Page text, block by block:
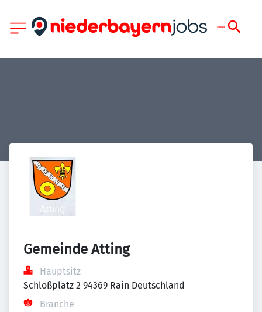
Gemeinde Atting
Hauptsitz
Schloßplatz 2 94369 Rain Deutschland
Branche